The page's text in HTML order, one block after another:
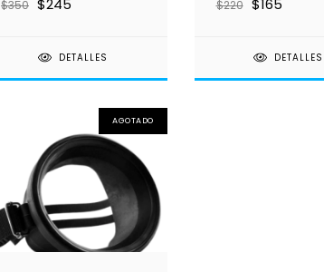
$350 $245
DETALLES
$220 $165
DETALLES
AGOTADO